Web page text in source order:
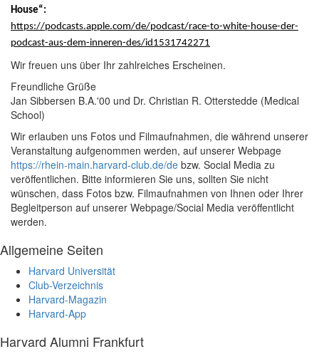
House“:
https://podcasts.apple.com/de/podcast/race-to-white-house-der-
podcast-aus-dem-inneren-des/id1531742271
Wir freuen uns über Ihr zahlreiches Erscheinen.
Freundliche Grüße
Jan Sibbersen B.A.'00 und Dr. Christian R. Otterstedde (Medical
School)
Wir erlauben uns Fotos und Filmaufnahmen, die während unserer
Veranstaltung aufgenommen werden, auf unserer Webpage
https://rhein-main.harvard-club.de/de bzw. Social Media zu
veröffentlichen. Bitte informieren Sie uns, sollten Sie nicht
wünschen, dass Fotos bzw. Filmaufnahmen von Ihnen oder Ihrer
Begleitperson auf unserer Webpage/Social Media veröffentlicht
werden.
Allgemeine Seiten
Harvard Universität
Club-Verzeichnis
Harvard-Magazin
Harvard-App
Harvard Alumni Frankfurt